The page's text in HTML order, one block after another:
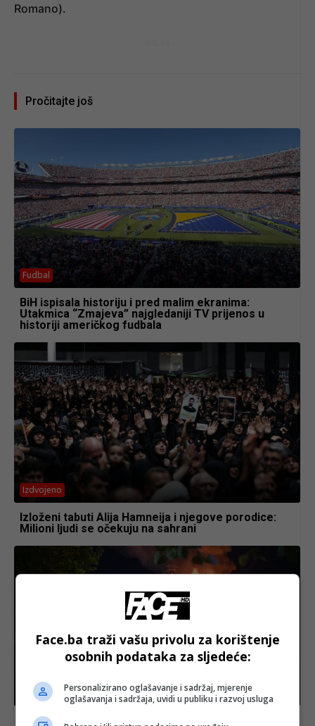
Romano).
Pročitajte još
Fudbal
BiH ispisala historiju i pred malim ekranima:
Utakmica “Zmajeva” najgledaniji TV prijenos u
historiji američkog fudbala
Izdvojeno
Izloženi tabuti Alija Hamneija i njegove porodice:
Milioni ljudi se očekuju na sahrani
Izdvojeno
Rusija bez goriva, Putin bez kompromisa: Rat se
Face.ba traži vašu privolu za korištenje
osobnih podataka za sljedeće:
Personalizirano oglašavanje i sadržaj, mjerenje
oglašavanja i sadržaja, uvidi u publiku i razvoj usluga